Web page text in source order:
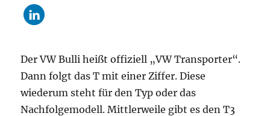
Der VW Bulli heißt offiziell „VW Transporter“.
Dann folgt das T mit einer Ziffer. Diese
wiederum steht für den Typ oder das
Nachfolgemodell. Mittlerweile gibt es den T3